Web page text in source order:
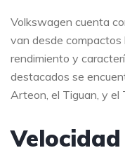
Volkswagen cuenta
van desde compactos
rendimiento y
destacados se
Arteon, el Tiguan, y el